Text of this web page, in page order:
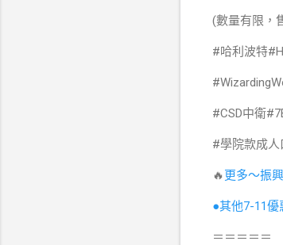
(數量有限，
#哈利波特
#CSD中衛
#學院款成
🔥更多～振
●其他7-11優
＝＝＝＝＝